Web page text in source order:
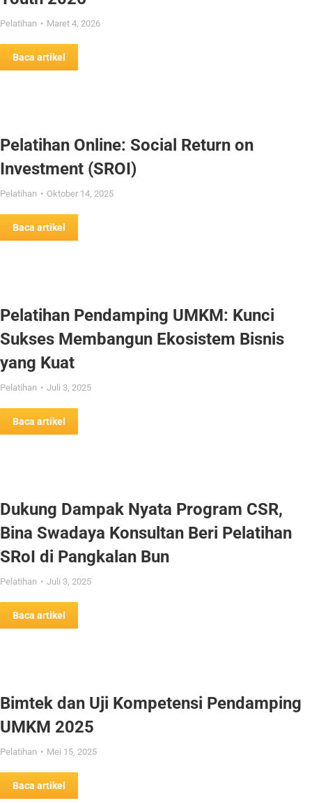
Pelatihan Maret 4, 2026
Baca artikel
Pelatihan Online: Social Return on
Investment (SROI)
Pelatihan Oktober 14, 2025
Baca artikel
Pelatihan Pendamping UMKM: Kunci
Sukses Membangun Ekosistem Bisnis
yang Kuat
Pelatihan Juli 3, 2025
Baca artikel
Dukung Dampak Nyata Program CSR,
Bina Swadaya Konsultan Beri Pelatihan
SRoI di Pangkalan Bun
Pelatihan Juli 3, 2025
Baca artikel
Bimtek dan Uji Kompetensi Pendamping
UMKM 2025
Pelatihan Mei 15, 2025
Baca artikel